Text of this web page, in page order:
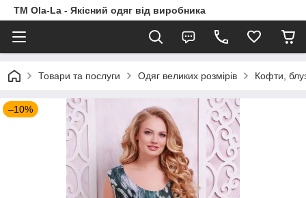
TM Ola-La - Якісний одяг від виробника
Товари та послуги Одяг великих розмірів Кофти,
–10%